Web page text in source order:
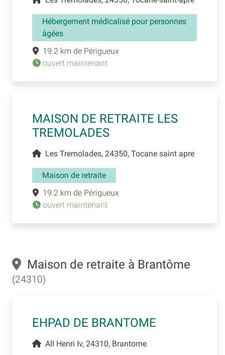
Hébergement médicalisé pour personnes
âgées
19.2 km de Périgueux
ouvert maintenant
MAISON DE RETRAITE LES
TREMOLADES
Les Tremolades, 24350, Tocane saint apre
Maison de retraite
19.2 km de Périgueux
ouvert maintenant
Maison de retraite à Brantôme
(24310)
EHPAD DE BRANTOME
All Henri Iv, 24310, Brantome